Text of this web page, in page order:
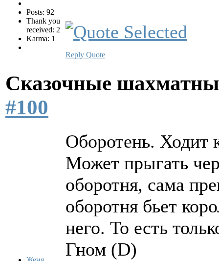
Posts: 92
Thank you
received: 2
Karma: 1
Reply Quote
Сказочные
#100
Оборотень. Ходит
Может прыгать
оборотня, сама
оборотня бьет
него. То есть
Гном (D)